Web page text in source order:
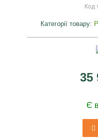
Код
Категорії товару:
35
Є